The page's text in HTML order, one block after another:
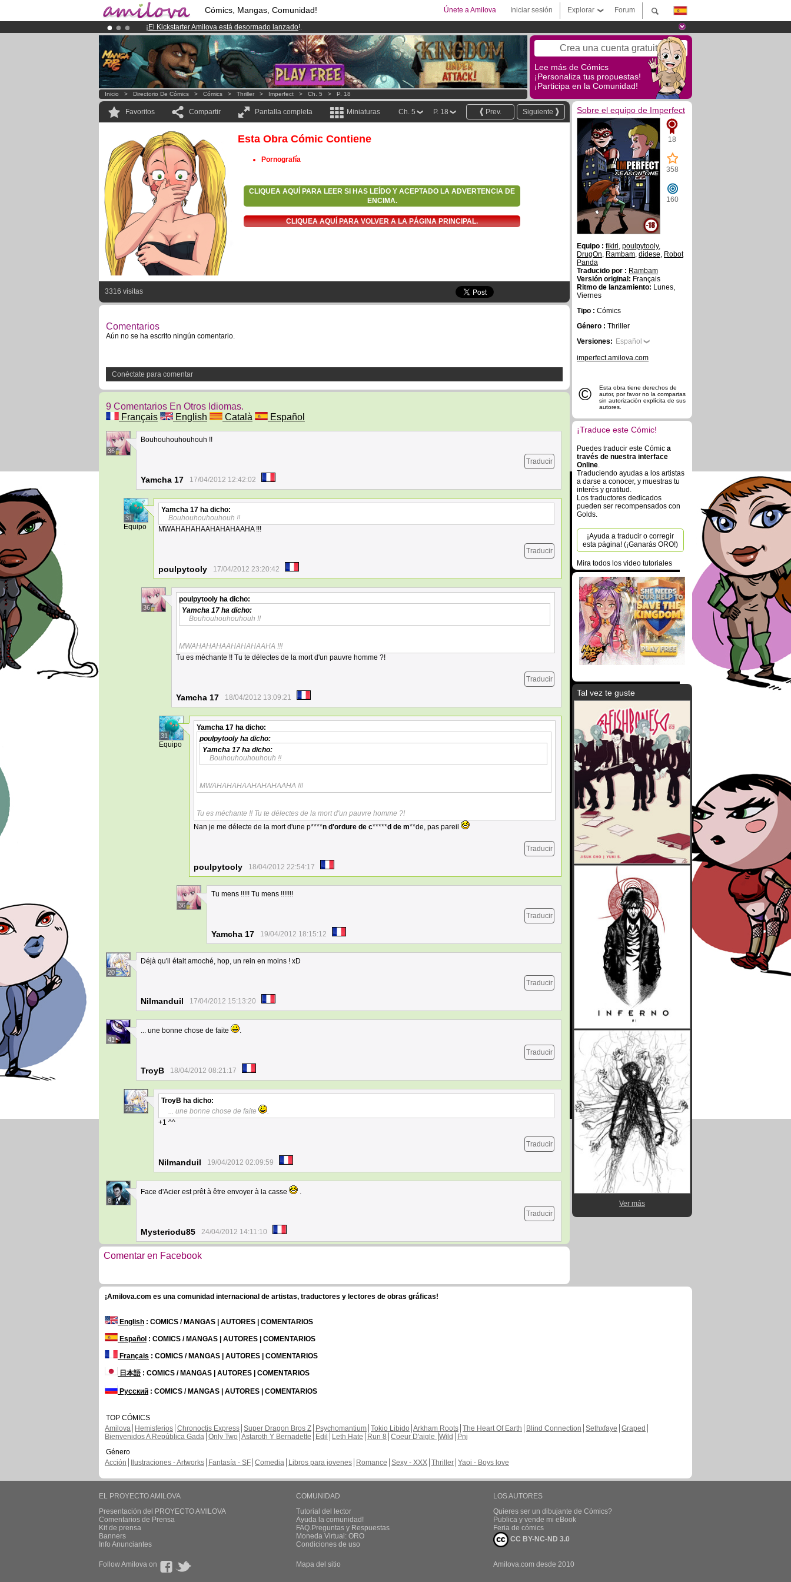
Cómics, Mangas, Comunidad! Forum
Explorar
Iniciar sesión
Únete a Amilova
¡ El Kickstarter Amilova está desormado lanzado!.
¡Ya tenemos 100000miembrosy 1000Cómics y Mangas!.
¡Conviertete en Premium por3.95 euros al mes!Hazte Premium ya Crea una cuenta gratuita
Lee más de Cómics
¡Personaliza tus propuestas!
¡Participa en la Comunidad!
Inicio > Directorio De Cómics > Cómics > Thriller > Imperfect > Ch. 5 > P. 18
Favoritos Compartir Pantalla completa Miniaturas Siguiente
Prev.
P. 18
Ch. 5
Esta Obra Cómic Contiene
Pornografía
CLIQUEA AQUÍ PARA LEER SI HAS LEÍDO Y ACEPTADO LA ADVERTENCIA DE
ENCIMA.
CLIQUEA AQUÍ PARA VOLVER A LA PÁGINA PRINCIPAL.
3316 visitas
Comentarios
Aún no se ha escrito ningún comentario.
Conéctate para comentar
9 Comentarios En Otros Idiomas.
Français
English Català Español
36
Bouhouhouhouhouh !!
Traducir
Yamcha 17 17/04/2012 12:42:02
31
Equipo
Yamcha 17 ha dicho:
Bouhouhouhouhouh !!
MWAHAHAHAAHAHAHAAHA !!!
Traducir
poulpytooly 17/04/2012 23:20:42
36
poulpytooly ha dicho:
Yamcha 17 ha dicho:
Bouhouhouhouhouh !!
MWAHAHAHAAHAHAHAAHA !!!
Tu es méchante !! Tu te délectes de la mort d'un pauvre homme ?!
Traducir
Yamcha 17 18/04/2012 13:09:21
31
Equipo
Yamcha 17 ha dicho:
poulpytooly ha dicho:
Yamcha 17 ha dicho:
Bouhouhouhouhouh !!
MWAHAHAHAAHAHAHAAHA !!!
Tu es méchante !! Tu te délectes de la mort d'un pauvre homme ?!
Nan je me délecte de la mort d'une p****n d'ordure de c*****d de m**de, pas pareil
Traducir
poulpytooly 18/04/2012 22:54:17
36
Tu mens !!!!! Tu mens !!!!!!!
Traducir
Yamcha 17 19/04/2012 18:15:12
20
Déjà qu'il était amoché, hop, un rein en moins ! xD
Traducir
Nilmanduil 17/04/2012 15:13:20
41
... une bonne chose de faite .
Traducir
TroyB 18/04/2012 08:21:17
20
TroyB ha dicho:
... une bonne chose de faite
.
+1 ^^
Traducir
Nilmanduil 19/04/2012 02:09:59
8
Face d'Acier est prêt à être envoyer à la casse .
Traducir
Mysteriodu85 24/04/2012 14:11:10
Comentar en Facebook
Sobre el equipo de Imperfect
18
358
160
Equipo : fikiri, poulpytooly,
DrugOn, Rambam, didese, Robot
Panda
Traducido por : Rambam
Versión original: Français
Ritmo de lanzamiento: Lunes,
Viernes
Tipo : Cómics
Género : Thriller
Versiones: Español
imperfect.amilova.com
©
Esta obra tiene derechos de
autor, por favor no la compartas
sin autorización explícita de sus
autores.
¡Traduce este Cómic!
Puedes traducir este Cómic a
través de nuestra interface
Online.
Traduciendo ayudas a los artistas
a darse a conocer, y muestras tu
interés y gratitud.
Los traductores dedicados
pueden ser recompensados con
Golds.
¡Ayuda a traducir o corregir
esta página! (¡Ganarás ORO!)
Mira todos los video tutoriales
Tal vez te guste
Ver más
¡Amilova.com es una comunidad internacional de artistas, traductores y lectores de obras gráficas!
English : COMICS / MANGAS | AUTORES | COMENTARIOS
Español : COMICS / MANGAS | AUTORES | COMENTARIOS
Français : COMICS / MANGAS | AUTORES | COMENTARIOS
日本語: COMICS / MANGAS | AUTORES | COMENTARIOS
Русский : COMICS / MANGAS | AUTORES | COMENTARIOS
TOP CÓMICS
Amilova
Hemisferios Chronoctis Express Super Dragon Bros Z Psychomantium Tokio Libido Arkham Roots The Heart Of Earth Blind Connection Sethxfaye Graped
Bienvenidos A República Gada Only Two Astaroth Y Bernadette Edil Leth Hate Run 8 Coeur D'aigle Wild
Pnj
Género
Acción
Ilustraciones - Artworks Fantasía - SF Comedia Libros para jovenes Romance Sexy - XXX Thriller Yaoi - Boys love
EL PROYECTO AMILOVA
Presentación del PROYECTO AMILOVA
Comentarios de Prensa
Kit de prensa
Banners
Info Anunciantes
COMUNIDAD
Tutorial del lector
Ayuda la comunidad!
FAQ.Preguntas y Respuestas
Moneda Virtual: ORO
Condiciones de uso
LOS AUTORES
Quieres ser un dibujante de Cómics?
Publica y vende mi eBook
Feria de cómics
CC BY-NC-ND 3.0
Follow Amilova on Mapa del sitio Amilova.com desde 2010